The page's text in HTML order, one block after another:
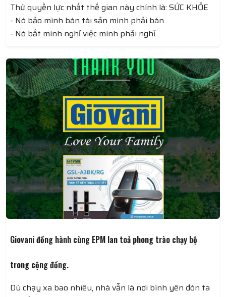
Thứ quyền lực nhất thế gian này chính là: SỨC KHỎE
- Nó bảo mình bán tài sản mình phải bán
- Nó bắt mình nghỉ việc mình phải nghỉ
được ăn
- Nó yêu cầu mình ngưng làm những điều khiến mình
vui nhất mình phải ngưng
- Nó ra lệnh phải “cắt” một phần cơ thể mình cũng
phải chấp nhận
Giovani đồng hành cùng EPM lan toả phong trào chạy bộ
trong cộng đồng.
Dù chạy xa bao nhiêu, nhà vẫn là nơi bình yên đón ta